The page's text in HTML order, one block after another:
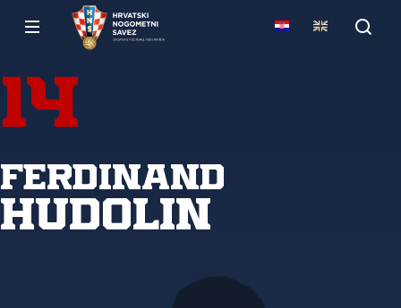
14
Ferdinand
Hudolin